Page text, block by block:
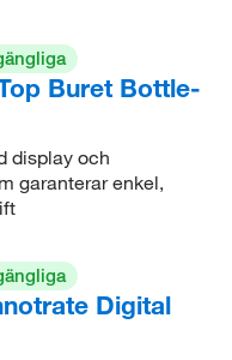
Buret Bottle-
display och
garanterar enkel,
Digital